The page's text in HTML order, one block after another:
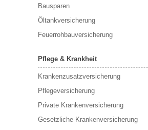
Bausparen
Öltankversicherung
Feuerrohbauversicherung
Pflege & Krankheit
Krankenzusatzversicherung
Pflegeversicherung
Private Krankenversicherung
Gesetzliche Krankenversicherung